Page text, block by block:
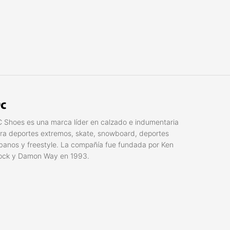
Shoes es una marca líder en calzado e indumentaria
deportes extremos, skate, snowboard, deportes
y freestyle. La compañí­a fue fundada por Ken
y Damon Way en 1993.